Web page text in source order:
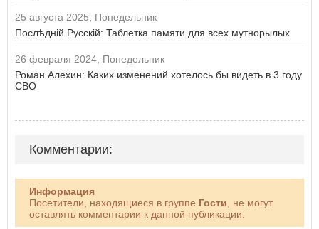
25 августа 2025, Понедельник
Послѣднiй Русскій: Таблетка памяти для всех мутнорылых
26 февраля 2024, Понедельник
Роман Алехин: Каких изменений хотелось бы видеть в 3 году
СВО
Комментарии:
Информация
Посетители, находящиеся в группе Гости , не могут
оставлять комментарии к данной публикации.